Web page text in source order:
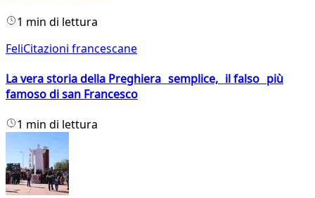
1 min di lettura
FeliCitazioni francescane
La vera storia della Preghiera semplice, il falso più
famoso di san Francesco
1 min di lettura